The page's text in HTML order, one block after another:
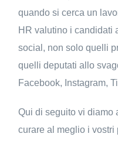
quando si cerca un
HR valutino i candidati
social, non solo quelli
quelli deputati allo
Facebook, Instagram,
Qui di seguito vi diamo
curare al meglio i